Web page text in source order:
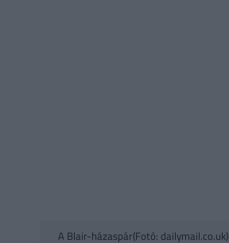
A Blair-házaspár(Fotó: dailymail.co.uk)